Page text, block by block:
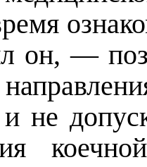
он, —
не